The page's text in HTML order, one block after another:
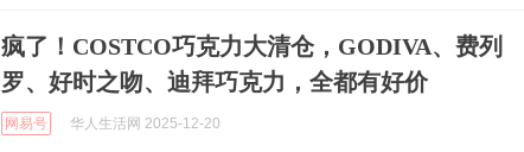
疯了！COSTCO巧克力大清仓，GODIVA、费列
罗、好时之吻、迪拜巧克力，全都有好价
网易号 华人生活网 2025-12-20